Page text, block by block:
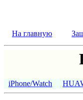
На главную
iPhone/Watch